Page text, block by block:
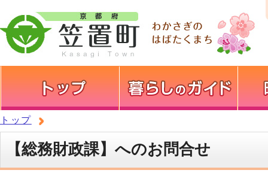
トップ
【総務財政課】へのお問合せ